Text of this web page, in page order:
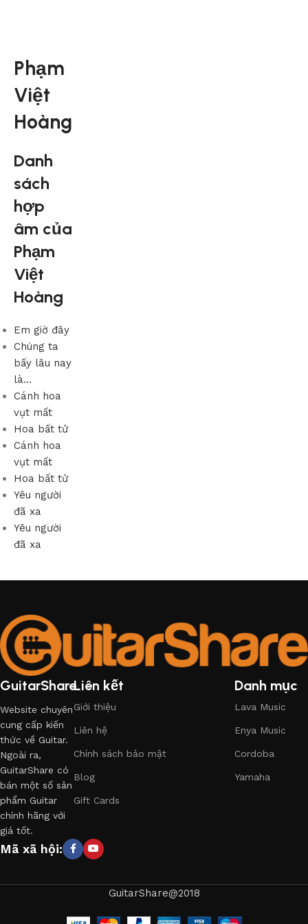
Phạm
Việt
Hoàng
Danh
sách
hợp
âm của
Phạm
Việt
Hoàng
Em giờ đây
Chúng ta
bấy lâu nay
là…
Cánh hoa
vụt mất
Hoa bất tử
Cánh hoa
vụt mất
Hoa bất tử
Yêu người
đã xa
Yêu người
đã xa
GuitarShare
Website chuyên
cung cấp kiến
thức về Guitar.
Ngoài ra,
GuitarShare có
bán một số sản
phẩm Guitar
chính hãng với
giá tốt.
Liên kết
Giới thiệu
Liên hệ
Chính sách bảo mật
Blog
Gift Cards
Danh mục
Lava Music
Enya Music
Cordoba
Yamaha
Mã xã hội:
GuitarShare@2018